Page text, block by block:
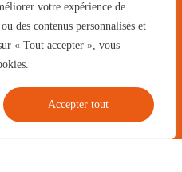
votre expérience de
des contenus personnalisés et
« Tout accepter », vous
Accepter tout